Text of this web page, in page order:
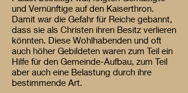
und Vernünftige auf den Kaiserthron.
Damit war die Gefahr für Reiche gebannt,
dass sie als Christen ihren Besitz verlieren
könnten. Diese Wohlhabenden und oft
auch höher Gebildeten waren zum Teil ein
Hilfe für den Gemeinde-Aufbau, zum Teil
aber auch eine Belastung durch ihre
bestimmende Art.